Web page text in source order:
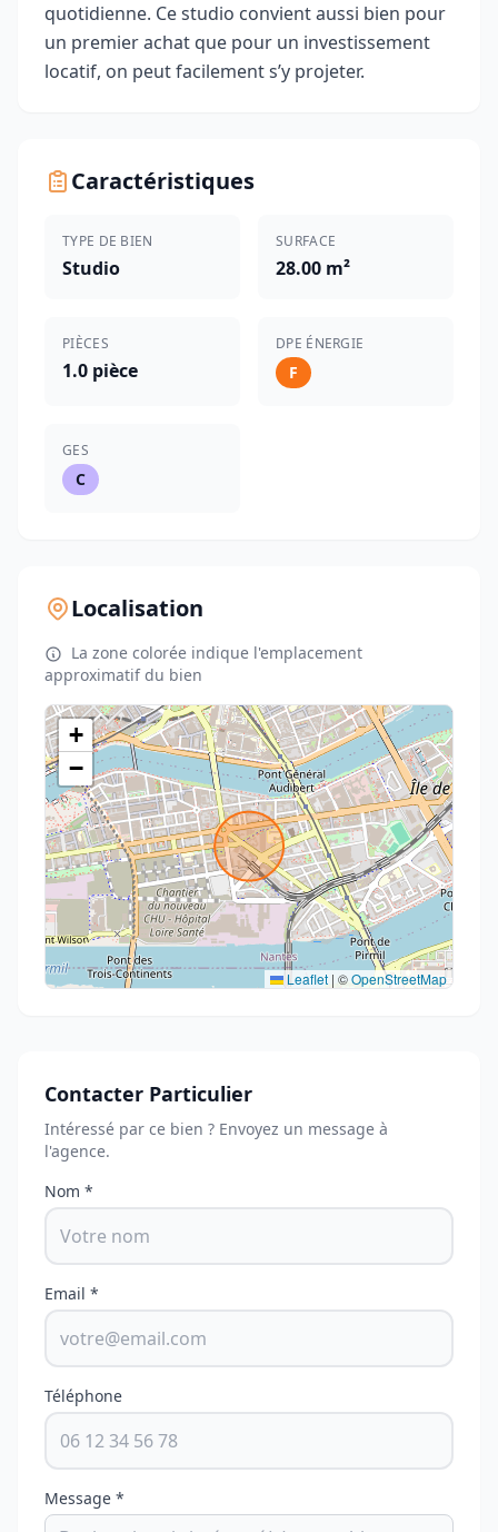
quotidienne. Ce studio convient aussi bien pour
un premier achat que pour un investissement
locatif, on peut facilement s’y projeter.
Caractéristiques
TYPE DE BIEN
Studio
SURFACE
28.00 m²
PIÈCES
1.0 pièce
DPE ÉNERGIE
F
GES
C
Localisation
La zone colorée indique l'emplacement
approximatif du bien
+
−
Leaflet | ©OpenStreetMap
Contacter Particulier
Intéressé par ce bien ? Envoyez un message à
l'agence.
Nom *
Email *
Téléphone
Message *